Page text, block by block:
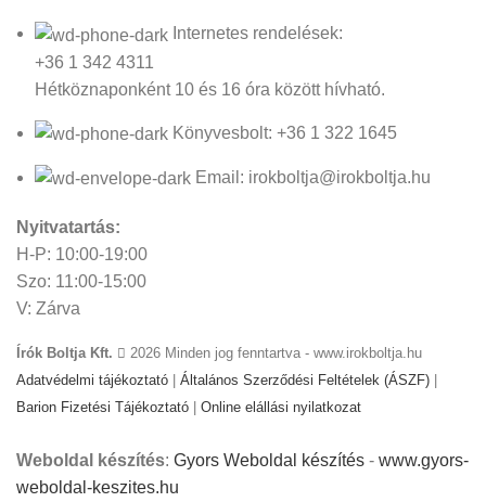
Internetes rendelések:
+36 1 342 4311
Hétköznaponként 10 és 16 óra között hívható.
Könyvesbolt: +36 1 322 1645
Email: irokboltja@irokboltja.hu
Nyitvatartás:
H-P: 10:00-19:00
Szo: 11:00-15:00
V: Zárva
Írók Boltja Kft.
2026 Minden jog fenntartva - www.irokboltja.hu
Adatvédelmi tájékoztató
Általános Szerződési Feltételek (ÁSZF)
Barion Fizetési Tájékoztató
Online elállási nyilatkozat
Weboldal készítés: Gyors Weboldal készítés - www.gyors-
weboldal-keszites.hu